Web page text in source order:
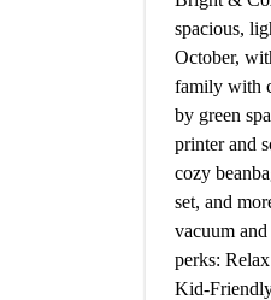
spacious,
October,
family with
by green
printer and
cozy
set, and
vacuum
perks:
Kid-